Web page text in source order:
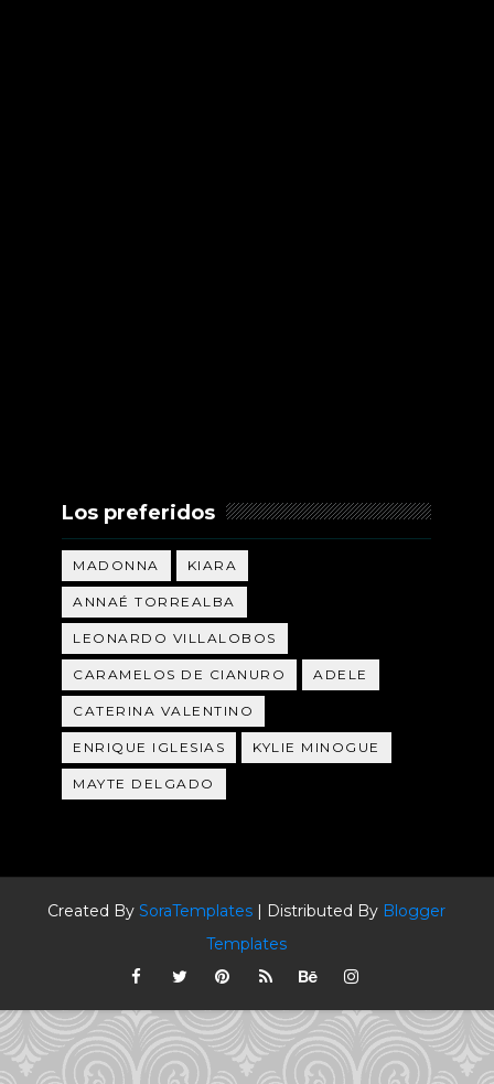
Los preferidos
MADONNA KIARA
ANNAÉ TORREALBA
LEONARDO VILLALOBOS
CARAMELOS DE CIANURO ADELE
CATERINA VALENTINO
ENRIQUE IGLESIAS KYLIE MINOGUE
MAYTE DELGADO
Created BySoraTemplates | Distributed By Blogger
Templates